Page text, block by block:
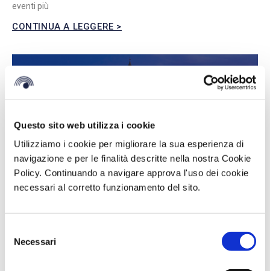
Questo sito web utilizza i cookie
Utilizziamo i cookie per migliorare la sua esperienza di
navigazione e per le finalità descritte nella nostra Cookie
Policy. Continuando a navigare approva l'uso dei cookie
necessari al corretto funzionamento del sito.
delNecessari
eventi più
CONTINUA A LEGGERE >
BV Hotels & Resorts al ROOTS 2025 di